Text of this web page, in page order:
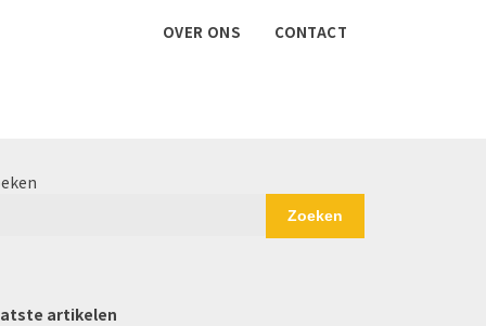
OVER ONS CONTACT
Zoeken
artikelen